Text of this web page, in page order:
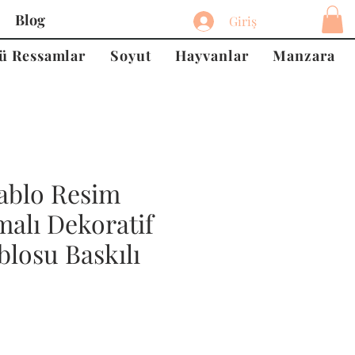
Giriş
Blog
Ressamlar Soyut Hayvanlar Manzara
Resim
Dekoratif
Baskılı